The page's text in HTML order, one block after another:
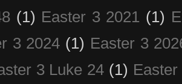
(1) Easter 3 2021 (1)
3 2024 (1) Easter 3
3 Luke 24 (1)